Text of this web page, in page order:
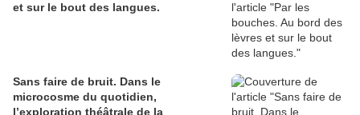
et sur le bout des langues.
Sans faire de bruit. Dans le
microcosme du quotidien,
l’exploration théâtrale de la